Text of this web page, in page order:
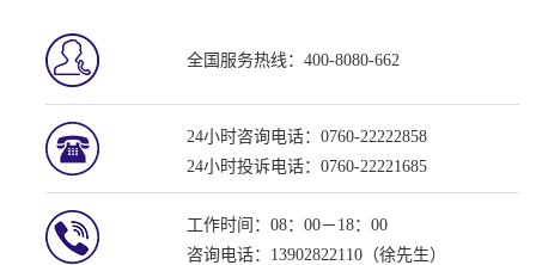
全国服务热线：400-8080-662
24小时咨询电话：0760-22222858
24小时投诉电话：0760-22221685
工作时间：08：00－18：00
咨询电话：13902822110（徐先生）